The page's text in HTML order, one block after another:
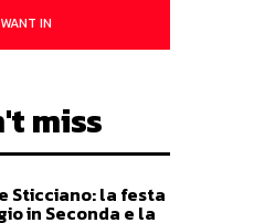
IN
miss
Sticciano: la festa
in Seconda e la